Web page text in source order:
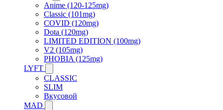
Anime (120-125mg)
Classic (101mg)
COVID (120mg)
Dota (120mg)
LIMITED EDITION (100mg)
V2 (105mg)
PHOBIA (125mg)
LYFT
CLASSIC
SLIM
Вкусовой
MAD